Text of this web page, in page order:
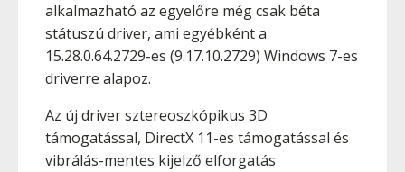
alkalmazható az egyelőre még csak béta
státuszú driver, ami egyébként a
15.28.0.64.2729-es (9.17.10.2729) Windows 7-es
driverre alapoz.
Az új driver sztereoszkópikus 3D
támogatással, DirectX 11-es támogatással és
vibrálás-mentes kijelző elforgatás